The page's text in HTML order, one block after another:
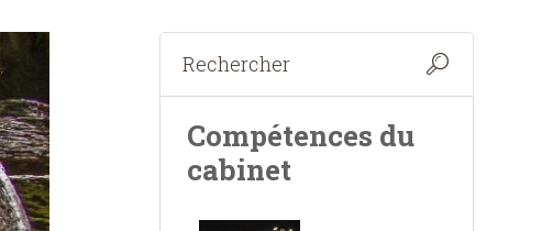
Compétences du
cabinet